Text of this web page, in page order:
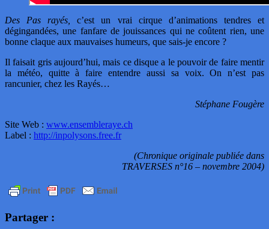
Des Pas rayés,
c’est un vrai cirque d’animations tendres et
dégingandées, une fanfare de jouissances qui ne coûtent rien, une
bonne claque aux mauvaises humeurs, que sais-je encore ?
Il faisait gris aujourd’hui, mais ce disque a le pouvoir de faire mentir
la météo, quitte à faire entendre aussi sa voix. On n’est pas
rancunier, chez les Rayés…
Stéphane Fougère
Site Web : www.ensembleraye.ch
Label : http://inpolysons.free.fr
(Chronique originale publiée dans
TRAVERSES n°16 – novembre 2004)
Partager :